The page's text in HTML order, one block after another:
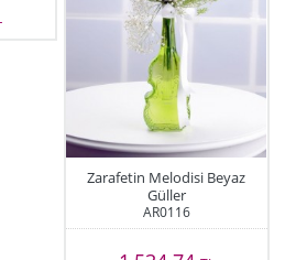
Zarafetin Melodisi Beyaz
Güller
AR0116